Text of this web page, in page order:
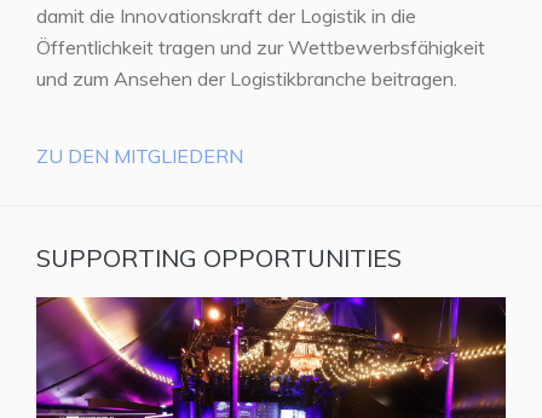
damit die Innovationskraft der Logistik in die
Öffentlichkeit tragen und zur Wettbewerbsfähigkeit
und zum Ansehen der Logistikbranche beitragen.
ZU DEN MITGLIEDERN
SUPPORTING OPPORTUNITIES